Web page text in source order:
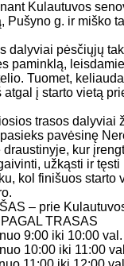
Kulautuvos
Pušyno g. ir miško
dalyviai pėsčiųjų
paminklą,
Tuomet,
atgal į starto vietą
trasos dalyviai
pavėsinę
kur
užkąsti ir
kol finišuos starto
– prie
TRASAS
9:00 iki 10:00 val.
10:00 iki 11:00